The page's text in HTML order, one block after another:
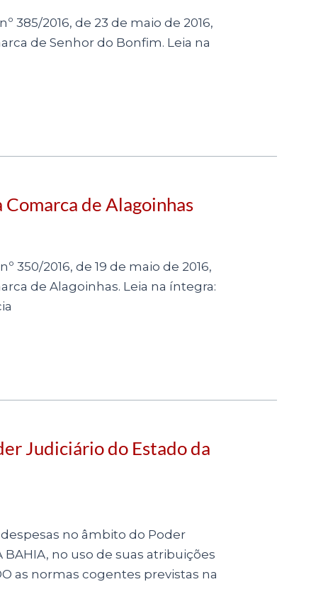
385/2016, de 23 de maio de 2016,
de Senhor do Bonfim. Leia na
de Alagoinhas
350/2016, de 19 de maio de 2016,
de Alagoinhas. Leia na íntegra:
Judiciário do Estado da
despesas no âmbito do Poder
BAHIA, no uso de suas atribuições
as normas cogentes previstas na